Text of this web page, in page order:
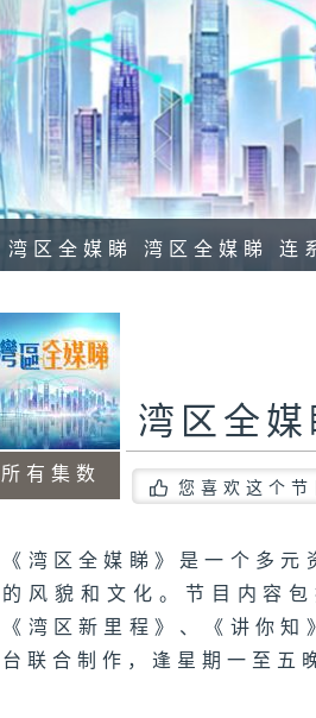
湾区全媒睇 湾区全媒睇 连
所有集数
湾区全媒
您喜欢这个节
《湾区全媒睇》是一个多
的风貌和文化。节目内容
《湾区新里程》、《讲你
台联合制作，逢星期一至五